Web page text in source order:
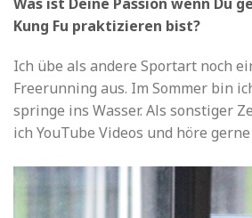
Kung Fu praktizieren bist?
Ich übe als andere Sportart noch
Freerunning aus. Im Sommer bin
springe ins Wasser. Als sonstiger
ich YouTube Videos und höre